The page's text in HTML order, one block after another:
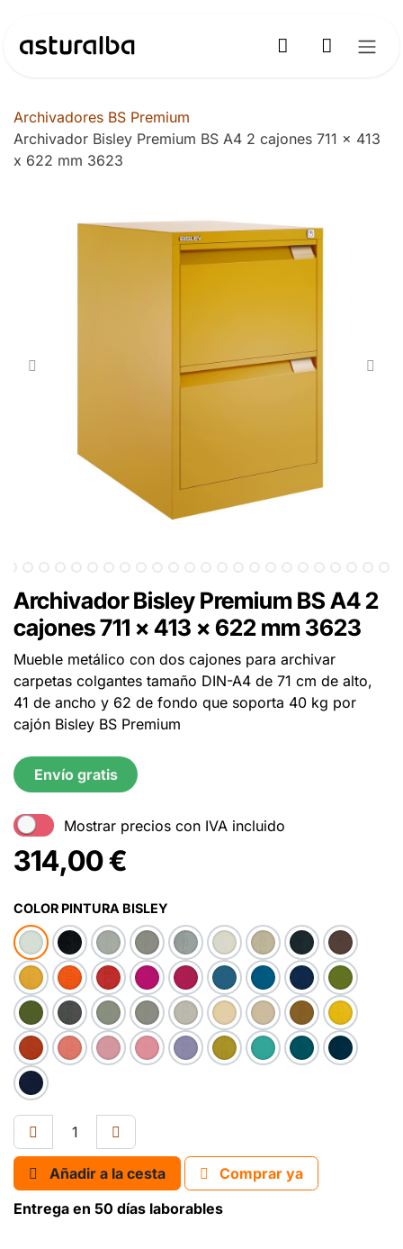
Archivadores BS Premium
Archivador Bisley Premium BS A4 2 cajones 711 x 413
x 622 mm 3623
Archivador Bisley Premium BS A4 2
cajones 711 x 413 x 622 mm 3623
Mueble metálico con dos cajones para archivar
carpetas colgantes tamaño DIN-A4 de 71 cm de alto,
41 de ancho y 62 de fondo que soporta 40 kg por
cajón Bisley BS Premium
Envío gratis
Mostrar precios con IVA incluido
314,00€
COLOR PINTURA BISLEY
Añadir a la cesta
Comprar ya
Entrega en 50 días laborables